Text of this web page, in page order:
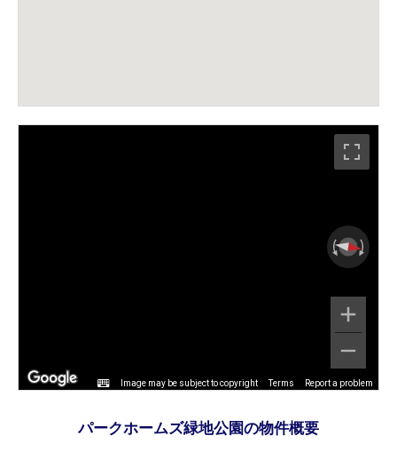
Image may be subject to copyright Terms Report a problem
パークホームズ緑地公園の物件概要